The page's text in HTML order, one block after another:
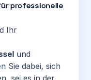
professionelle
Ihr
und
Sie dabei, sich
sei es in der